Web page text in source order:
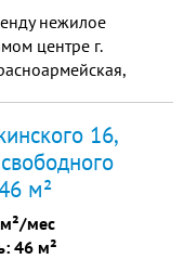
комплекса
автомойка,
выполнен
в офисы
и телефонные
аренды
охрана и
звонить по
нежилое
центре г.
дома.
м, отдельный
большой
Удобное
подходит под
16,
м²
мес
46 м²